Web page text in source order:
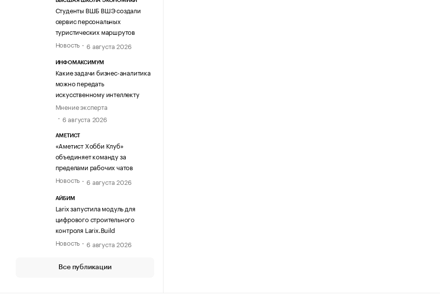
Студенты ВШБ ВШЭ создали
сервис персональных
туристических маршрутов
Новость
6 августа 2026
ИНФОМАКСИМУМ
Какие задачи бизнес-аналитика
можно передать
искусственному интеллекту
Мнение эксперта
6 августа 2026
АМЕТИСТ
«Аметист Хобби Клуб»
объединяет команду за
пределами рабочих чатов
Новость
6 августа 2026
АЙБИМ
Larix запустила модуль для
цифрового строительного
контроля Larix.Build
Новость
6 августа 2026
Все публикации